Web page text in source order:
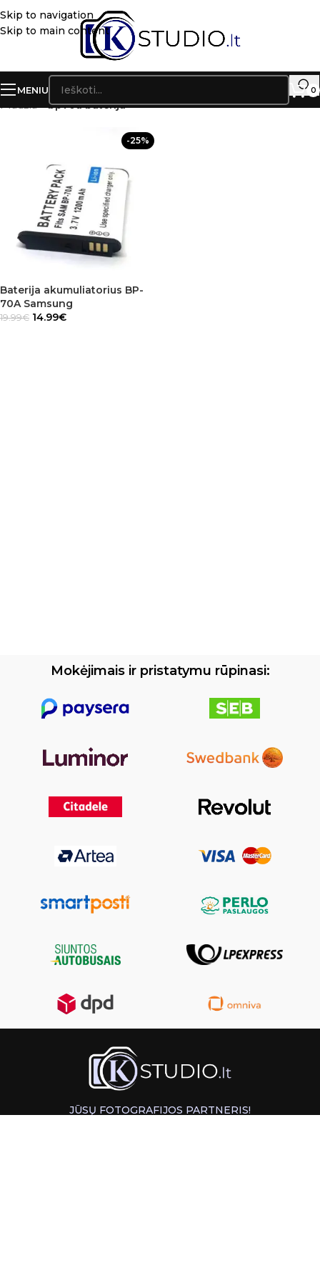
Skip to navigation
Skip to main content
MENIU 0
Pradžia»bp70a baterija
-25%
Baterija akumuliatorius BP-
70A Samsung
19.99€ 14.99€
Mokėjimais ir pristatymu rūpinasi:
JŪSŲ FOTOGRAFIJOS PARTNERIS!